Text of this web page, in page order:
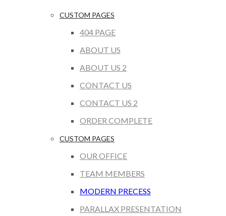
CUSTOM PAGES
404 PAGE
ABOUT US
ABOUT US 2
CONTACT US
CONTACT US 2
ORDER COMPLETE
CUSTOM PAGES
OUR OFFICE
TEAM MEMBERS
MODERN PRECESS
PARALLAX PRESENTATION